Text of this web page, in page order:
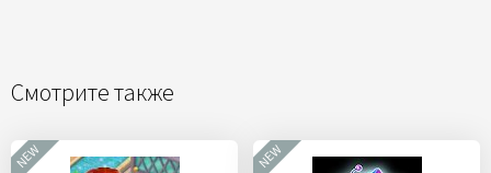
Смотрите также
NEW NEW